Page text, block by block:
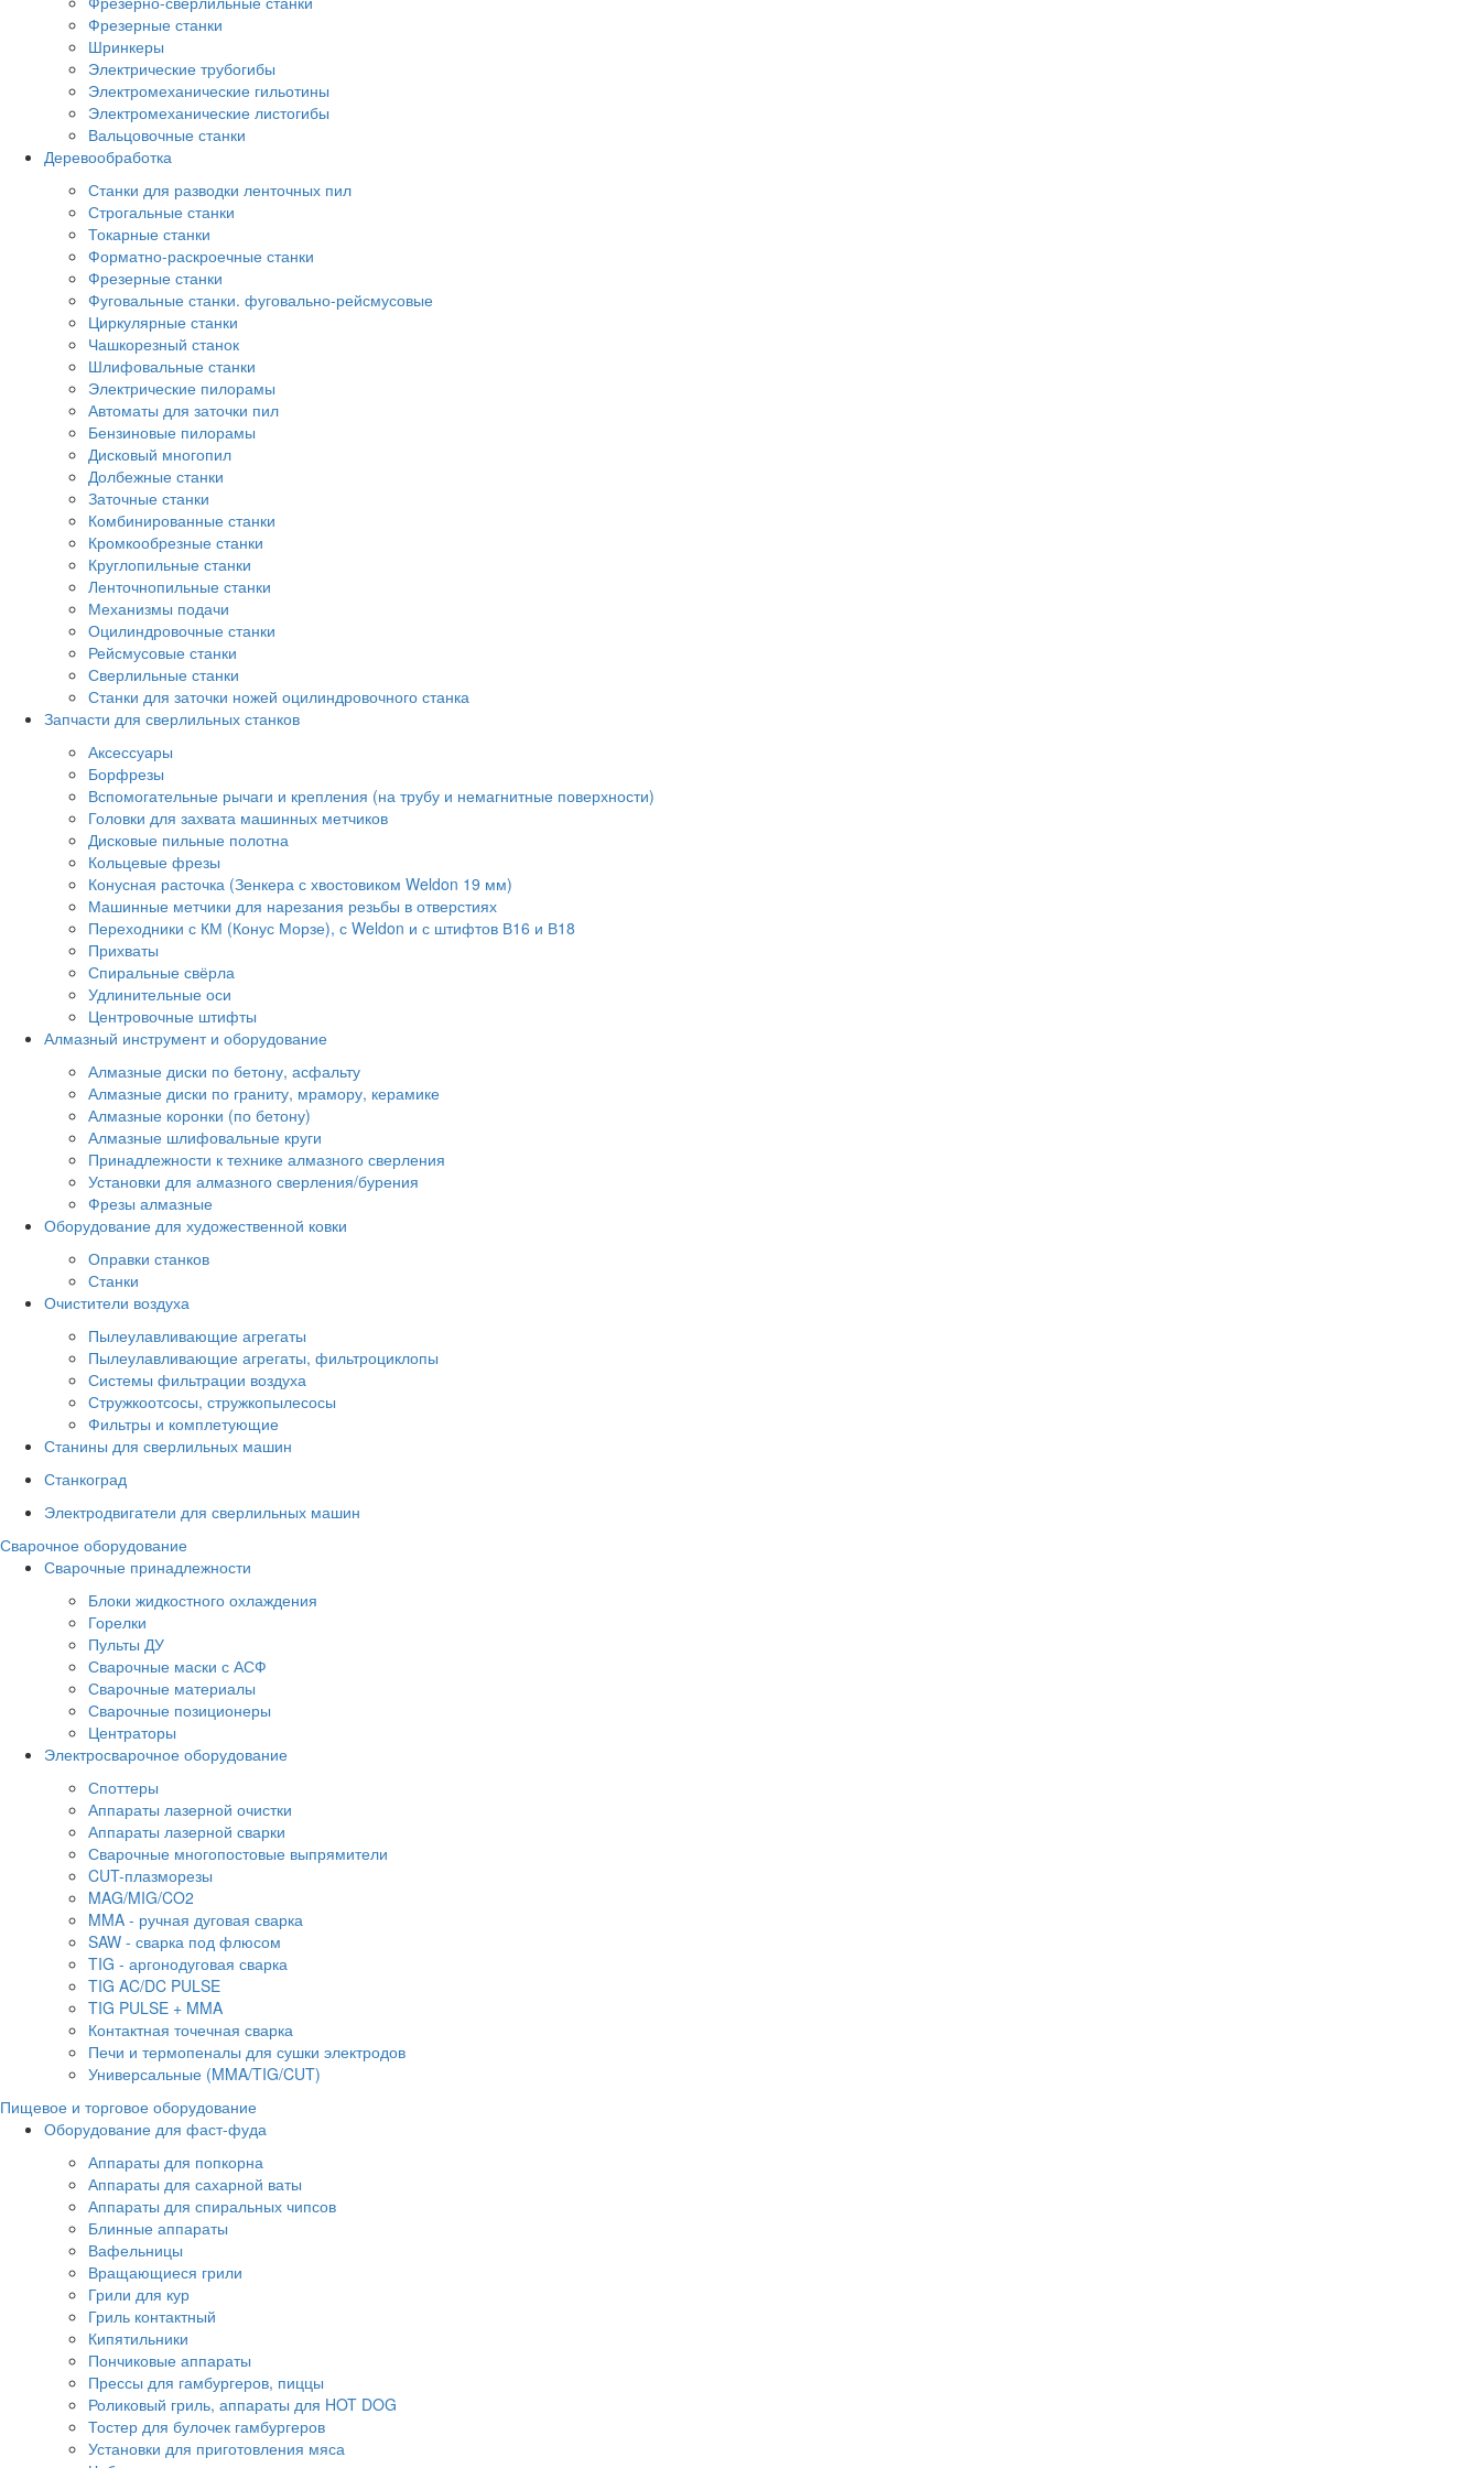
Фрезерные станки
Шринкеры
Электрические трубогибы
Электромеханические гильотины
Электромеханические листогибы
Вальцовочные станки
Деревообработка
Станки для разводки ленточных пил
Строгальные станки
Токарные станки
Форматно-раскроечные станки
Фрезерные станки
Фуговальные станки. фуговально-рейсмусовые
Циркулярные станки
Чашкорезный станок
Шлифовальные станки
Электрические пилорамы
Автоматы для заточки пил
Бензиновые пилорамы
Дисковый многопил
Долбежные станки
Заточные станки
Комбинированные станки
Кромкообрезные станки
Круглопильные станки
Ленточнопильные станки
Механизмы подачи
Оцилиндровочные станки
Рейсмусовые станки
Сверлильные станки
Станки для заточки ножей оцилиндровочного станка
Запчасти для сверлильных станков
Аксессуары
Борфрезы
Вспомогательные рычаги и крепления (на трубу и немагнитные поверхности)
Головки для захвата машинных метчиков
Дисковые пильные полотна
Кольцевые фрезы
Конусная расточка (Зенкера с хвостовиком Weldon 19 мм)
Машинные метчики для нарезания резьбы в отверстиях
Переходники с КМ (Конус Морзе), с Weldon и с штифтов В16 и В18
Прихваты
Спиральные свёрла
Удлинительные оси
Центровочные штифты
Алмазный инструмент и оборудование
Алмазные диски по бетону, асфальту
Алмазные диски по граниту, мрамору, керамике
Алмазные коронки (по бетону)
Алмазные шлифовальные круги
Принадлежности к технике алмазного сверления
Установки для алмазного сверления/бурения
Фрезы алмазные
Оборудование для художественной ковки
Оправки станков
Станки
Очистители воздуха
Пылеулавливающие агрегаты
Пылеулавливающие агрегаты, фильтроциклопы
Системы фильтрации воздуха
Стружкоотсосы, стружкопылесосы
Фильтры и комплетующие
Станины для сверлильных машин
Станкоград
Электродвигатели для сверлильных машин
Сварочное оборудование
Сварочные принадлежности
Блоки жидкостного охлаждения
Горелки
Пульты ДУ
Сварочные маски с АСФ
Сварочные материалы
Сварочные позиционеры
Центраторы
Электросварочное оборудование
Споттеры
Аппараты лазерной очистки
Аппараты лазерной сварки
Сварочные многопостовые выпрямители
CUT-плазморезы
MAG/MIG/CO2
MMA - ручная дуговая сварка
SAW - сварка под флюсом
TIG - аргонодуговая сварка
TIG AC/DC PULSE
TIG PULSE + MMA
Контактная точечная сварка
Печи и термопеналы для сушки электродов
Универсальные (MMA/TIG/CUT)
Пищевое и торговое оборудование
Оборудование для фаст-фуда
Аппараты для попкорна
Аппараты для сахарной ваты
Аппараты для спиральных чипсов
Блинные аппараты
Вафельницы
Вращающиеся грили
Грили для кур
Гриль контактный
Кипятильники
Пончиковые аппараты
Прессы для гамбургеров, пиццы
Роликовый гриль, аппараты для HOT DOG
Тостер для булочек гамбургеров
Установки для приготовления мяса